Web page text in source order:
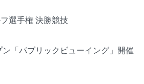
選手権 決勝競技
ン「パブリックビューイング」開催